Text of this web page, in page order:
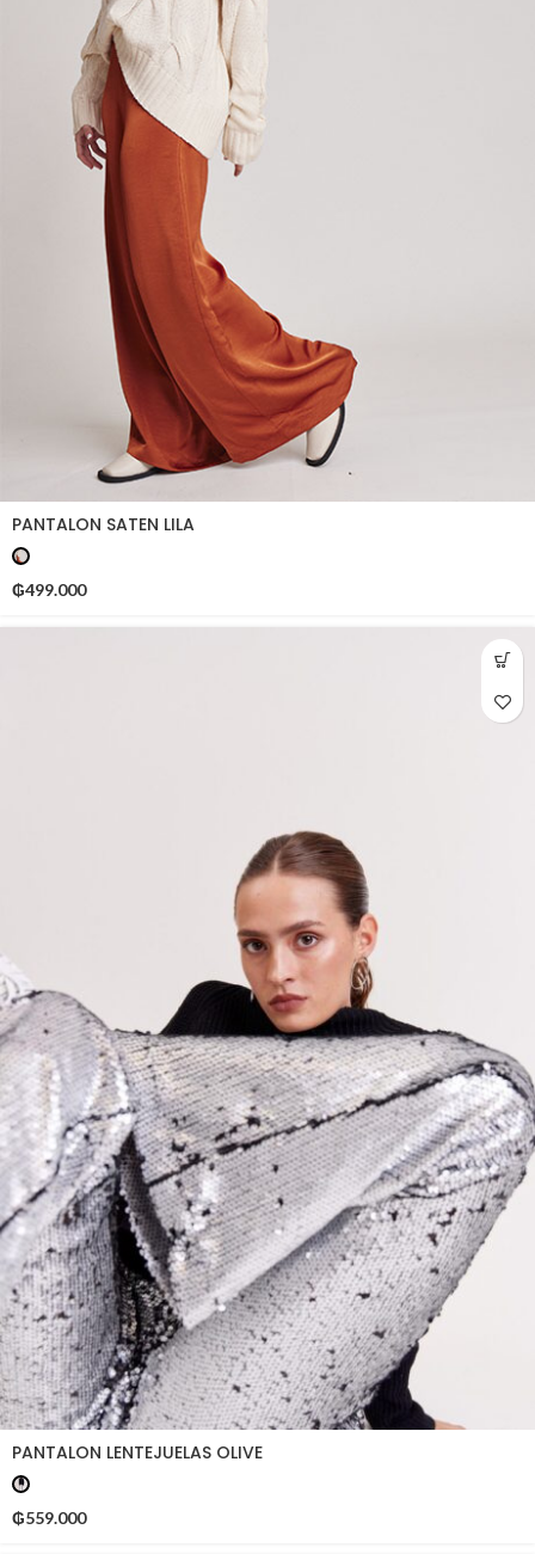
PANTALON SATEN LILA
₲499.000
PANTALON LENTEJUELAS OLIVE
₲559.000